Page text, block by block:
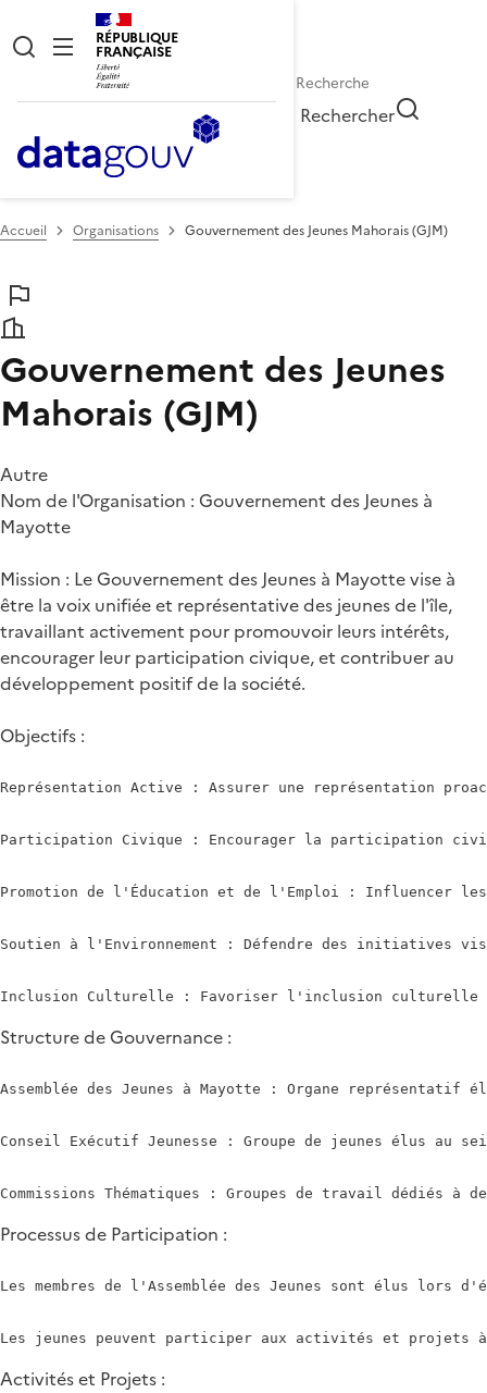
RÉPUBLIQUE
FRANÇAISE
Rechercher
Accueil Organisations Gouvernement des Jeunes Mahorais (GJM)
Gouvernement des Jeunes
Mahorais (GJM)
Autre
Nom de l'Organisation : Gouvernement des Jeunes à
Mayotte
Mission : Le Gouvernement des Jeunes à Mayotte vise à
être la voix unifiée et représentative des jeunes de l'île,
travaillant activement pour promouvoir leurs intérêts,
encourager leur participation civique, et contribuer au
développement positif de la société.
Objectifs :
Représentation Active : Assurer une représentation
Participation Civique : Encourager la participation
Promotion de l'Éducation et de l'Emploi : Influencer
Soutien à l'Environnement : Défendre des initiatives
Structure de Gouvernance :
Assemblée des Jeunes à Mayotte : Organe représentatif
Conseil Exécutif Jeunesse : Groupe de jeunes élus au
Processus de Participation :
Les membres de l'Assemblée des Jeunes sont élus
Activités et Projets :